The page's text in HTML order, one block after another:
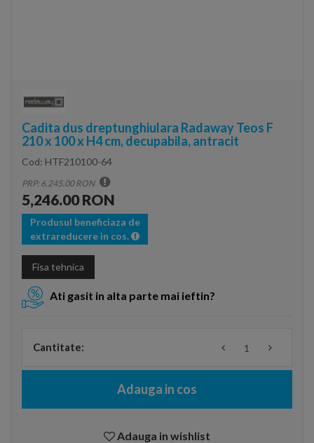
Cadita dus dreptunghiulara Radaway Teos F
210 x 100 x H4 cm, decupabila, antracit
Cod: HTF210100-64
PRP: 6,245.00 RON
5,246.00 RON
Produsul beneficiaza de
extrareducere in cos.
Fisa tehnica
Ati gasit in alta parte mai ieftin?
Cantitate:
Adauga in cos
Adauga in wishlist